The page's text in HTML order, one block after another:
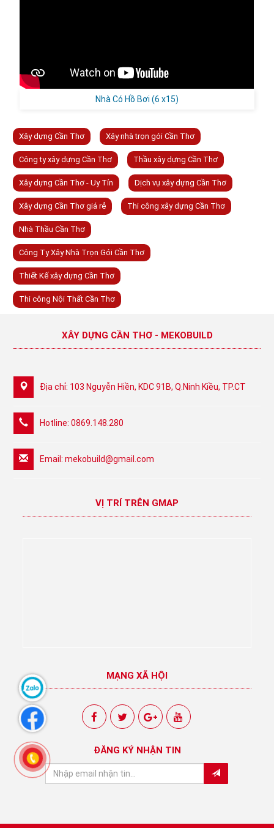
Nhà Có Hồ Bơi (6 x15)
Xây dựng Cần Thơ Xây nhà trọn gói Cần Thơ
Công ty xây dựng Cần Thơ Thầu xây dựng Cần Thơ
Xây dựng Cần Thơ - Uy Tín Dịch vụ xây dựng Cần Thơ
Xây dựng Cần Thơ giá rẻ Thi công xây dựng Cần Thơ
Nhà Thầu Cần Thơ
Công Ty Xây Nhà Trọn Gói Cần Thơ
Thiết Kế xây dựng Cần Thơ
Thi công Nội Thất Cần Thơ
XÂY DỰNG CẦN THƠ - MEKOBUILD
Địa chỉ: 103 Nguyễn Hiền, KDC 91B, Q.Ninh Kiều, TP.CT
Hotline: 0869.148.280
Email:mekobuild@gmail.com
VỊ TRÍ TRÊN GMAP
MẠNG XÃ HỘI
ĐĂNG KÝ NHẬN TIN